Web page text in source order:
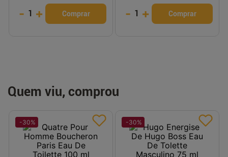
- 1 + Comprar - 1 + Comprar
Quem viu, comprou
-30% -30%